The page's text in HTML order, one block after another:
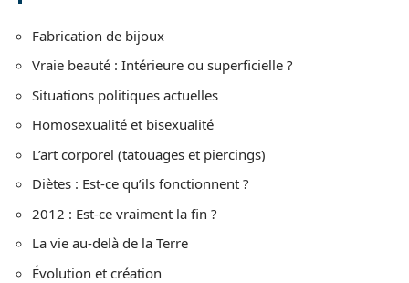
Fabrication de bijoux
Vraie beauté : Intérieure ou superficielle ?
Situations politiques actuelles
Homosexualité et bisexualité
L’art corporel (tatouages et piercings)
Diètes : Est-ce qu’ils fonctionnent ?
2012 : Est-ce vraiment la fin ?
La vie au-delà de la Terre
Évolution et création